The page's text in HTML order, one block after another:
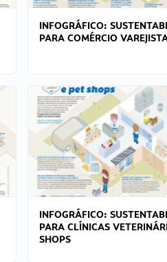
INFOGRÁFICO:
PARA COMÉRCIO
INFOGRÁFICO:
PARA CLÍNICAS
SHOPS